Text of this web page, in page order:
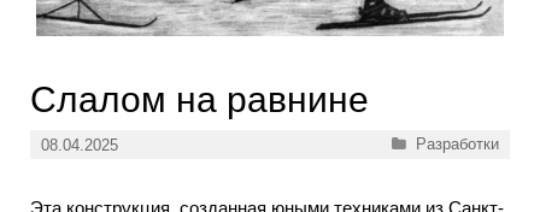
Слалом на равнине
08.04.2025 Рубрики
Разработки
Эта конструкция, созданная юными техниками из Санкт-